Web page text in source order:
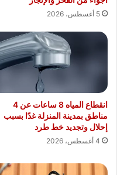
5 أغسطس، 2026
انقطاع المياه 8 ساعات عن 4
مناطق بمدينة المنزلة غدًا بسبب
إحلال وتجديد خط طرد
4 أغسطس، 2026